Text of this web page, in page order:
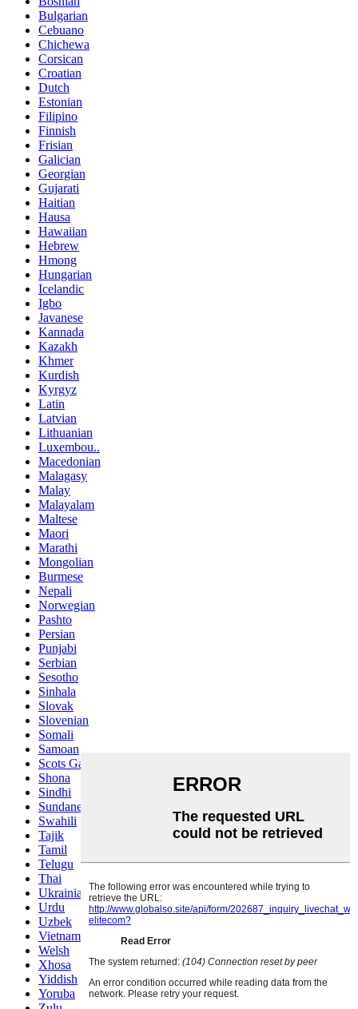
Bulgarian
Cebuano
Chichewa
Corsican
Croatian
Dutch
Estonian
Filipino
Finnish
Frisian
Galician
Georgian
Gujarati
Haitian
Hausa
Hawaiian
Hebrew
Hmong
Hungarian
Icelandic
Igbo
Javanese
Kannada
Kazakh
Khmer
Kurdish
Kyrgyz
Latin
Latvian
Lithuanian
Luxembou..
Macedonian
Malagasy
Malay
Malayalam
Maltese
Maori
Marathi
Mongolian
Burmese
Nepali
Norwegian
Pashto
Persian
Punjabi
Serbian
Sesotho
Sinhala
Slovak
Slovenian
Somali
Samoan
Scots Gaelic
Shona
Sindhi
Sundanese
Swahili
Tajik
Tamil
Telugu
Thai
Ukrainian
Urdu
Uzbek
Vietnamese
Welsh
Xhosa
Yiddish
Yoruba